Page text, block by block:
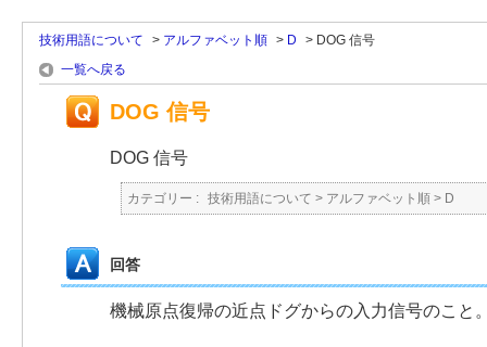
技術用語について > アルファベット順 > D > DOG 信号
一覧へ戻る
DOG 信号
DOG 信号
カテゴリー : 技術用語について > アルファベット順 > D
回答
機械原点復帰の近点ドグからの入力信号のこと